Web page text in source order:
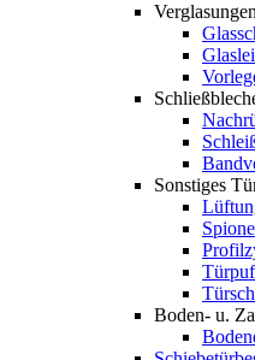
Verglasungen
Sonstiges
Spione
Boden- u.